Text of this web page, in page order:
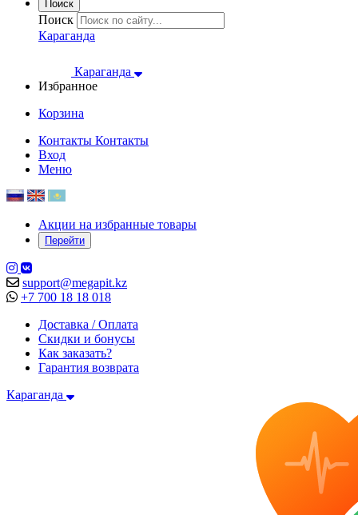
Поиск
Поиск
Караганда
Караганда
Избранное
Корзина
Контакты Контакты
Вход
Меню
Акции на избранные товары
Перейти
support@megapit.kz
+7 700 18 18 018
Доставка / Оплата
Скидки и бонусы
Как заказать?
Гарантия возврата
Караганда